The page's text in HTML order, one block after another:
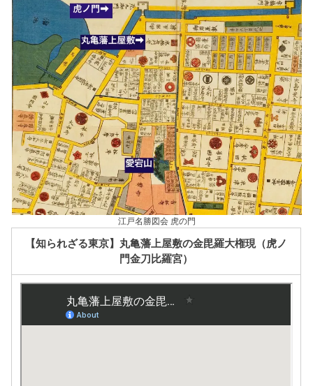
江戸名勝図会 虎の門
【知られざる東京】丸亀藩上屋敷の金毘羅大権現（虎ノ
門金刀比羅宮）